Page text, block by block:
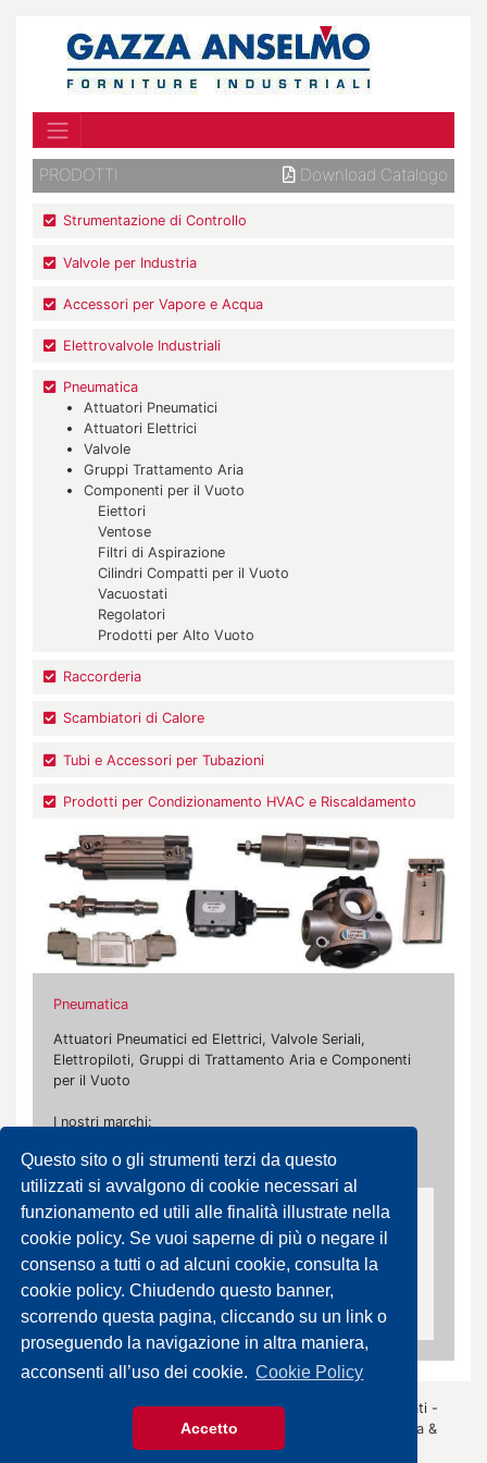
Questo sito o gli strumenti terzi da questo
utilizzati si avvalgono di cookie necessari al
funzionamento ed utili alle finalità illustrate nella
cookie policy. Se vuoi saperne di più o negare il
consenso a tutti o ad alcuni cookie, consulta la
cookie policy. Chiudendo questo banner,
scorrendo questa pagina, cliccando su un link o
proseguendo la navigazione in altra maniera,
acconsenti all’uso dei cookie. Cookie Policy
Accetto
PRODOTTI Download Catalogo
Strumentazione di Controllo
Valvole per Industria
Accessori per Vapore e Acqua
Elettrovalvole Industriali
Pneumatica
Attuatori Pneumatici
Attuatori Elettrici
Valvole
Gruppi Trattamento Aria
Componenti per il Vuoto
Eiettori
Ventose
Filtri di Aspirazione
Cilindri Compatti per il Vuoto
Vacuostati
Regolatori
Prodotti per Alto Vuoto
Raccorderia
Scambiatori di Calore
Tubi e Accessori per Tubazioni
Prodotti per Condizionamento HVAC e Riscaldamento
Pneumatica
Attuatori Pneumatici ed Elettrici, Valvole Seriali,
Elettropiloti, Gruppi di Trattamento Aria e Componenti
per il Vuoto
I nostri marchi:
Camozzi, Farbo, Norgren, Parker, Smc, Univer
Componenti per il Vuoto
Compatti per il Vuoto, Vacuostati, Regolatori,
Prodotti per Alto Vuoto
© 2026 Gazza Anselmo S.r.l. - Tutti i diritti sono riservati -
P.IVA 00426440343 -Informativa Privacy
Immagica &
Partner